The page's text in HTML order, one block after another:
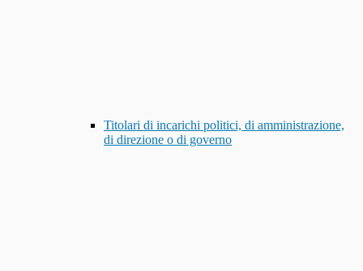
Titolari di incarichi politici, di amministrazione,
di direzione o di governo